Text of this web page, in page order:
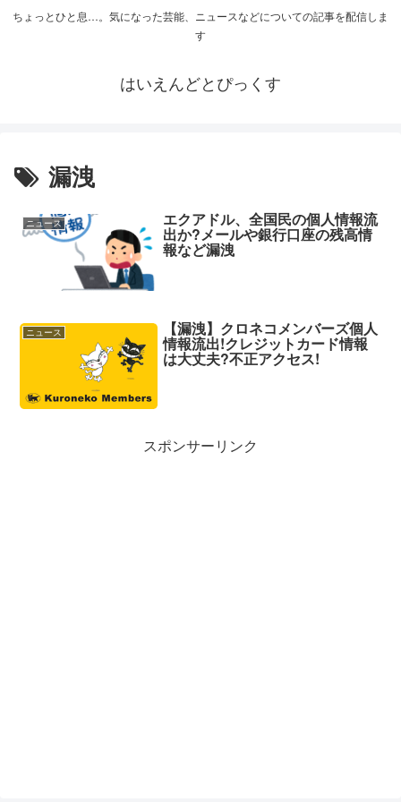
ちょっとひと息…。気になった芸能、ニュースなどについての記事を配信しま
す
はいえんどとぴっくす
漏洩
ニュース エクアドル、全国民の個人情報流
出か?メールや銀行口座の残高情
報など漏洩
ニュース 【漏洩】クロネコメンバーズ個人
情報流出!クレジットカード情報
は大丈夫?不正アクセス!
スポンサーリンク